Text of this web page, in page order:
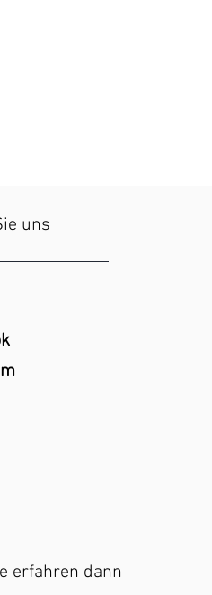
uns
erfahren dann